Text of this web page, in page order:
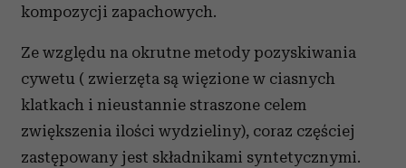
kompozycji zapachowych.
Ze względu na okrutne metody pozyskiwania
cywetu ( zwierzęta są więzione w ciasnych
klatkach i nieustannie straszone celem
zwiększenia ilości wydzieliny), coraz częściej
zastępowany jest składnikami syntetycznymi.